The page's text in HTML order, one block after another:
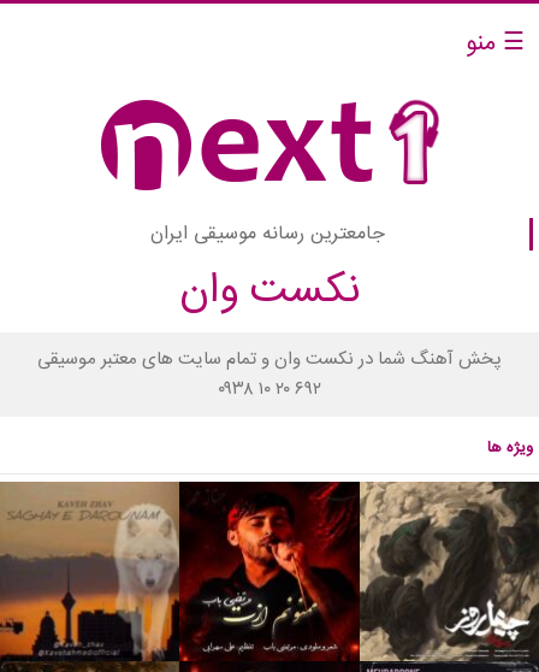
☰ منو
جامعترین رسانه موسیقی ایران
نکست وان
پخش آهنگ شما در نکست وان و تمام سایت های معتبر موسیقی
۰۹۳۸ ۱۰ ۲۰ ۶۹۲
ویژه ها